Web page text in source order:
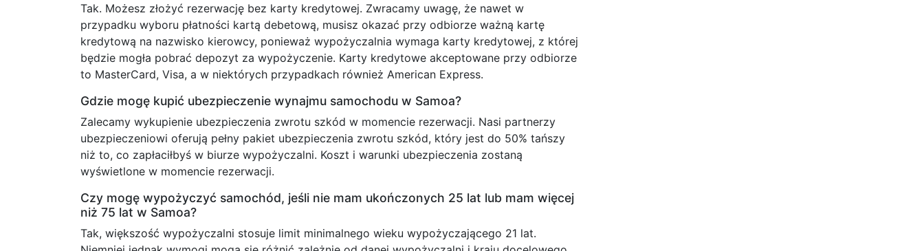
Tak. Możesz złożyć rezerwację bez karty kredytowej. Zwracamy uwagę, że nawet w
przypadku wyboru płatności kartą debetową, musisz okazać przy odbiorze ważną kartę
kredytową na nazwisko kierowcy, ponieważ wypożyczalnia wymaga karty kredytowej, z której
będzie mogła pobrać depozyt za wypożyczenie. Karty kredytowe akceptowane przy odbiorze
to MasterCard, Visa, a w niektórych przypadkach również American Express.
Gdzie mogę kupić ubezpieczenie wynajmu samochodu w Samoa?
Zalecamy wykupienie ubezpieczenia zwrotu szkód w momencie rezerwacji. Nasi partnerzy
ubezpieczeniowi oferują pełny pakiet ubezpieczenia zwrotu szkód, który jest do 50% tańszy
niż to, co zapłaciłbyś w biurze wypożyczalni. Koszt i warunki ubezpieczenia zostaną
wyświetlone w momencie rezerwacji.
Czy mogę wypożyczyć samochód, jeśli nie mam ukończonych 25 lat lub mam więcej
niż 75 lat w Samoa?
Tak, większość wypożyczalni stosuje limit minimalnego wieku wypożyczającego 21 lat.